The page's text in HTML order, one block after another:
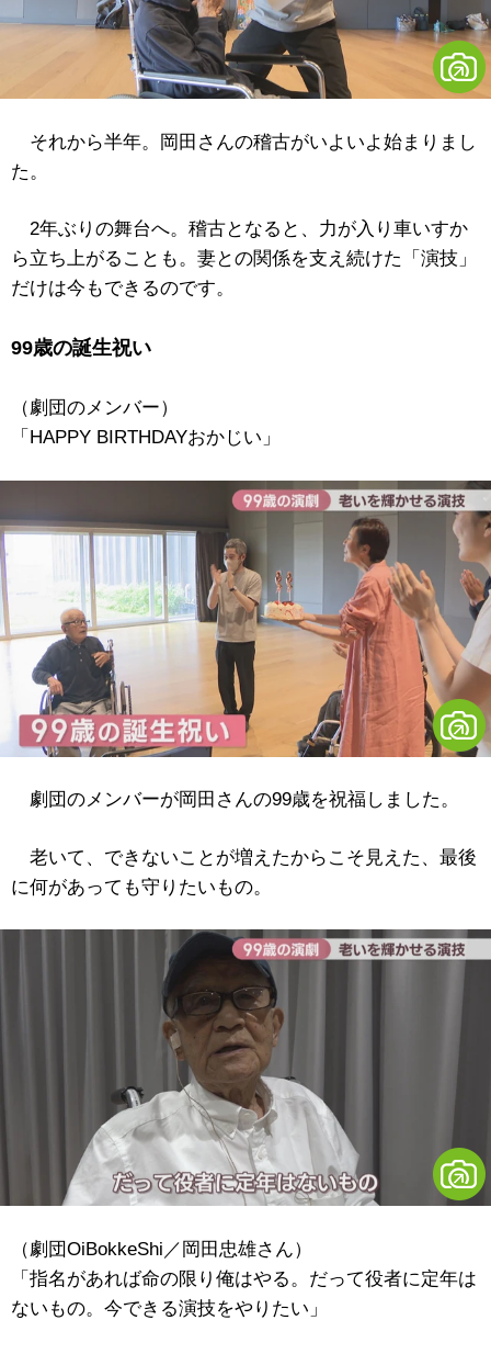
それから半年。岡田さんの稽古がいよいよ始まりまし
た。
2年ぶりの舞台へ。稽古となると、力が入り車いすか
ら立ち上がることも。妻との関係を支え続けた「演技」
だけは今もできるのです。
99歳の誕生祝い
（劇団のメンバー）
「HAPPY BIRTHDAYおかじい」
劇団のメンバーが岡田さんの99歳を祝福しました。
老いて、できないことが増えたからこそ見えた、最後
に何があっても守りたいもの。
（劇団OiBokkeShi／岡田忠雄さん）
「指名があれば命の限り俺はやる。だって役者に定年は
ないもの。今できる演技をやりたい」